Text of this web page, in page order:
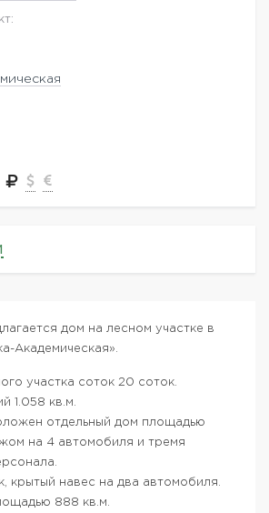
дом на лесном участке в
Академическая».
участка соток 20 соток.
1.058 кв.м.
отдельный дом площадью
на 4 автомобиля и тремя
крытый навес на два автомобиля.
888 кв.м.